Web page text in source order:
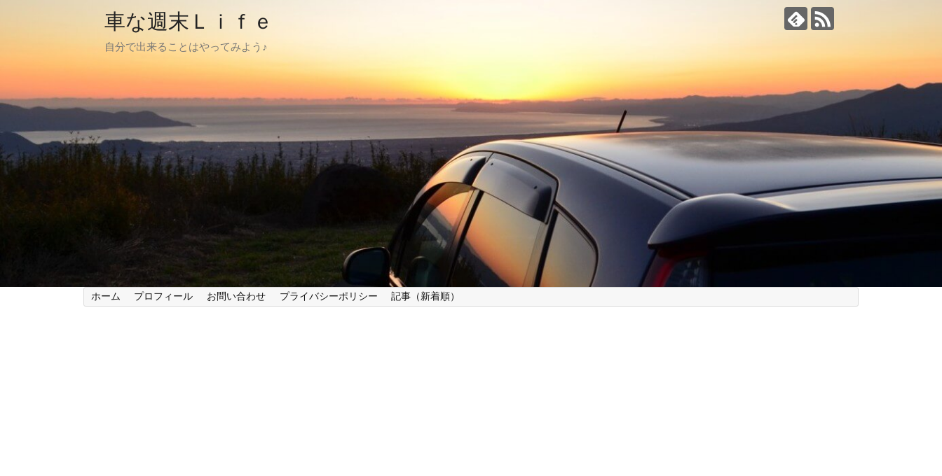
車な週末Ｌｉｆｅ
自分で出来ることはやってみよう♪
ホーム プロフィール お問い合わせ プライバシーポリシー 記事（新着順）